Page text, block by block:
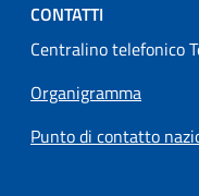
CONTATTI
Centralino telefonico
Organigramma
Punto di contatto